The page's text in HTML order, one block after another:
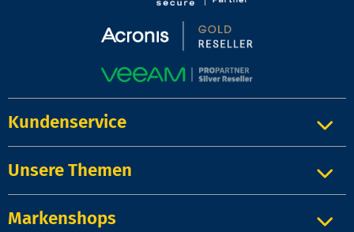
Kundenservice
Unsere Themen
Markenshops